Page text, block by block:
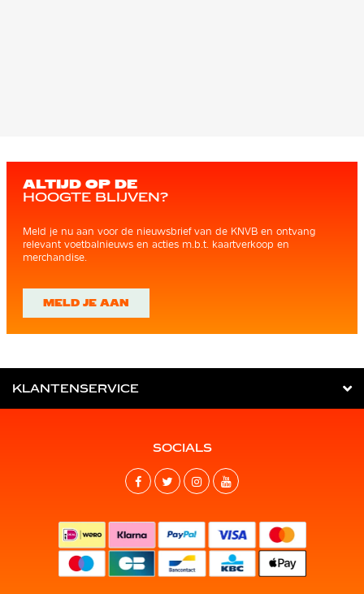
ALTIJD OP DE
HOOGTE BLIJVEN?
Meld je nu aan voor de nieuwsbrief van de KNVB en ontvang
relevant voetbalnieuws en acties m.b.t. kaartverkoop en
merchandise.
MELD JE AAN
KLANTENSERVICE
SOCIALS